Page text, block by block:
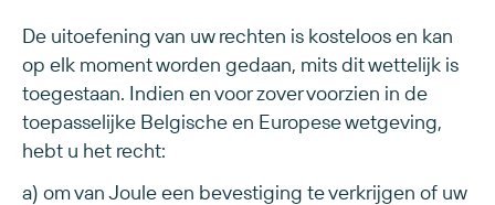
De uitoefening van uw rechten is kosteloos en kan
op elk moment worden gedaan, mits dit wettelijk is
toegestaan. Indien en voor zover voorzien in de
toepasselijke Belgische en Europese wetgeving,
hebt u het recht:
a) om van Joule een bevestiging te verkrijgen of uw